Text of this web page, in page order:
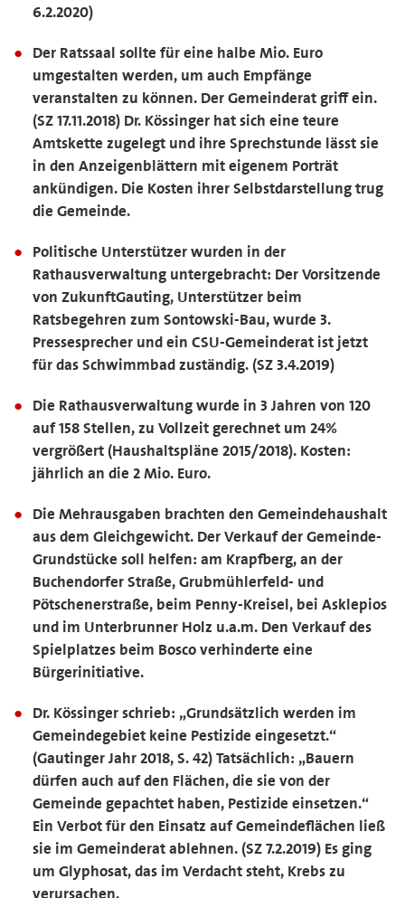
6.2.2020)
Der Ratssaal sollte für eine halbe Mio. Euro
umgestalten werden, um auch Empfänge
veranstalten zu können. Der Gemeinderat griff ein.
(SZ 17.11.2018) Dr. Kössinger hat sich eine teure
Amtskette zugelegt und ihre Sprechstunde lässt sie
in den Anzeigenblättern mit eigenem Porträt
ankündigen. Die Kosten ihrer Selbstdarstellung trug
die Gemeinde.
Politische Unterstützer wurden in der
Rathausverwaltung untergebracht: Der Vorsitzende
von ZukunftGauting, Unterstützer beim
Ratsbegehren zum Sontowski-Bau, wurde 3.
Pressesprecher und ein CSU-Gemeinderat ist jetzt
für das Schwimmbad zuständig. (SZ 3.4.2019)
Die Rathausverwaltung wurde in 3 Jahren von 120
auf 158 Stellen, zu Vollzeit gerechnet um 24%
vergrößert (Haushaltspläne 2015/2018). Kosten:
jährlich an die 2 Mio. Euro.
Die Mehrausgaben brachten den Gemeindehaushalt
aus dem Gleichgewicht. Der Verkauf der Gemeinde-
Grundstücke soll helfen: am Krapfberg, an der
Buchendorfer Straße, Grubmühlerfeld- und
Pötschenerstraße, beim Penny-Kreisel, bei Asklepios
und im Unterbrunner Holz u.a.m. Den Verkauf des
Spielplatzes beim Bosco verhinderte eine
Bürgerinitiative.
Dr. Kössinger schrieb: „Grundsätzlich werden im
Gemeindegebiet keine Pestizide eingesetzt.“
(Gautinger Jahr 2018, S. 42) Tatsächlich: „Bauern
dürfen auch auf den Flächen, die sie von der
Gemeinde gepachtet haben, Pestizide einsetzen.“
Ein Verbot für den Einsatz auf Gemeindeflächen ließ
sie im Gemeinderat ablehnen. (SZ 7.2.2019) Es ging
um Glyphosat, das im Verdacht steht, Krebs zu
verursachen.